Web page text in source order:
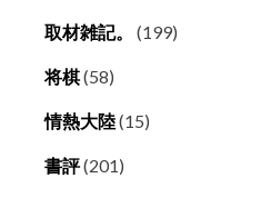
取材雑記。 (199)
将棋(58)
情熱大陸(15)
書評(201)